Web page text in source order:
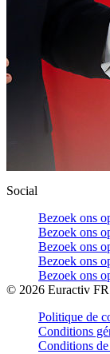
Social
Bezoek ons
Bezoek ons
Bezoek ons
Bezoek ons
Bezoek ons
© 2026 Euractiv FR
Politique de
Conditions
Conditions